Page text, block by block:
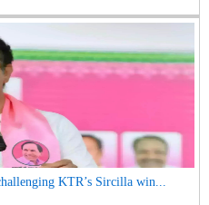
KTR’s Sircilla win...